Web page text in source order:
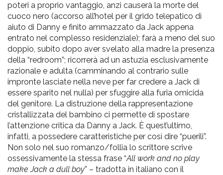
poteri a proprio vantaggio, anzi causerà la morte del
cuoco nero (accorso all’hotel per il grido telepatico di
aiuto di Danny e finito ammazzato da Jack appena
entrato nel complesso residenziale); farà a meno del suo
doppio, subito dopo aver svelato alla madre la presenza
della “redroom”; ricorrerà ad un astuzia esclusivamente
razionale e adulta (camminando al contrario sulle
impronte lasciate nella neve per far credere a Jack di
essere sparito nel nulla) per sfuggire alla furia omicida
del genitore. La distruzione della rappresentazione
cristallizzata del bambino ci permette di spostare
l’attenzione critica da Danny a Jack. È quest’ultimo,
infatti, a possedere caratteristiche per così dire “puerili”.
Non solo nel suo romanzo/follia lo scrittore scrive
ossessivamente la stessa frase “All work and no play
make Jack a dull boy” – tradotta in italiano con il